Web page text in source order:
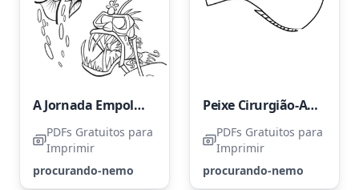
A Jornada Empolgante de Dory e Marlin
PDFs Gratuitos para
Imprimir
procurando-nemo
Peixe Cirurgião-Azul
PDFs Gratuitos para
Imprimir
procurando-nemo